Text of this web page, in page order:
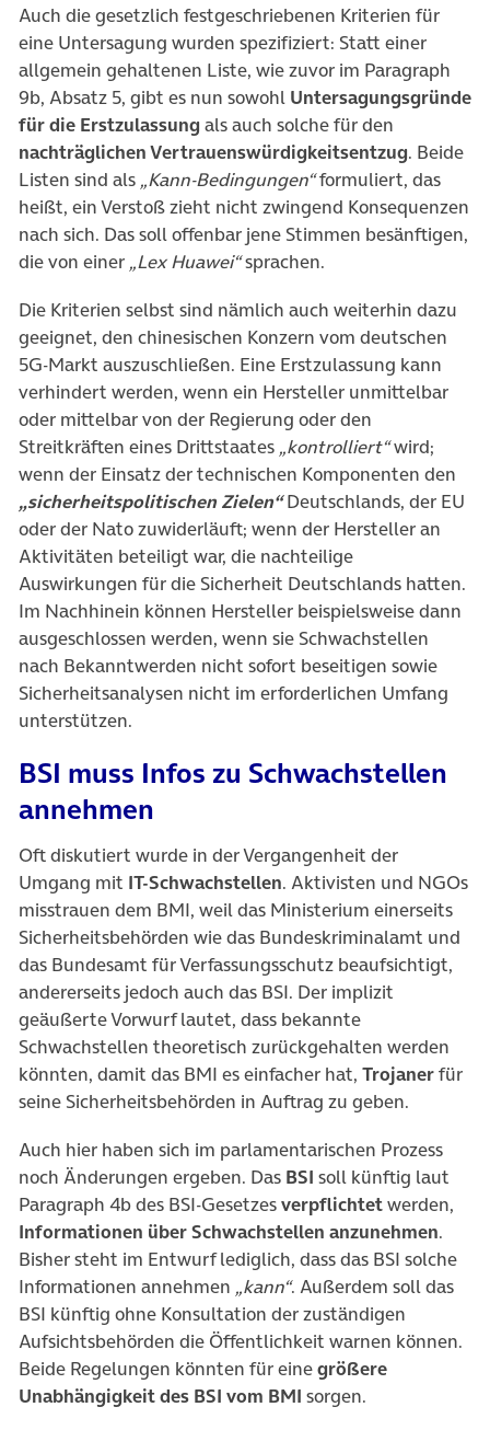
Auch die gesetzlich festgeschriebenen Kriterien für
eine Untersagung wurden spezifiziert: Statt einer
allgemein gehaltenen Liste, wie zuvor im Paragraph
9b, Absatz 5, gibt es nun sowohl Untersagungsgründe
für die Erstzulassung als auch solche für den
nachträglichen Vertrauenswürdigkeitsentzug. Beide
Listen sind als „Kann-Bedingungen“formuliert, das
heißt, ein Verstoß zieht nicht zwingend Konsequenzen
nach sich. Das soll offenbar jene Stimmen besänftigen,
die von einer „Lex Huawei“sprachen.
Die Kriterien selbst sind nämlich auch weiterhin dazu
geeignet, den chinesischen Konzern vom deutschen
5G-Markt auszuschließen. Eine Erstzulassung kann
verhindert werden, wenn ein Hersteller unmittelbar
oder mittelbar von der Regierung oder den
Streitkräften eines Drittstaates „kontrolliert“wird;
wenn der Einsatz der technischen Komponenten den
„sicherheitspolitischen Zielen“Deutschlands, der EU
oder der Nato zuwiderläuft; wenn der Hersteller an
Aktivitäten beteiligt war, die nachteilige
Auswirkungen für die Sicherheit Deutschlands hatten.
Im Nachhinein können Hersteller beispielsweise dann
ausgeschlossen werden, wenn sie Schwachstellen
nach Bekanntwerden nicht sofort beseitigen sowie
Sicherheitsanalysen nicht im erforderlichen Umfang
unterstützen.
BSI muss Infos zu Schwachstellen
annehmen
Oft diskutiert wurde in der Vergangenheit der
Umgang mit IT-Schwachstellen. Aktivisten und NGOs
misstrauen dem BMI, weil das Ministerium einerseits
Sicherheitsbehörden wie das Bundeskriminalamt und
das Bundesamt für Verfassungsschutz beaufsichtigt,
andererseits jedoch auch das BSI. Der implizit
geäußerte Vorwurf lautet, dass bekannte
Schwachstellen theoretisch zurückgehalten werden
könnten, damit das BMI es einfacher hat, Trojanerfür
seine Sicherheitsbehörden in Auftrag zu geben.
Auch hier haben sich im parlamentarischen Prozess
noch Änderungen ergeben. Das BSI soll künftig laut
Paragraph 4b des BSI-Gesetzesverpflichtetwerden,
Informationen über Schwachstellen anzunehmen.
Bisher steht im Entwurf lediglich, dass das BSI solche
Informationen annehmen „kann“. Außerdem soll das
BSI künftig ohne Konsultation der zuständigen
Aufsichtsbehörden die Öffentlichkeit warnen können.
Beide Regelungen könnten für einegrößere
Unabhängigkeit des BSI vom BMI sorgen.